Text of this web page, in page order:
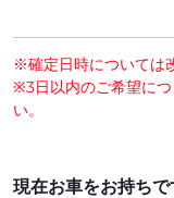
※確定日時については
※3日以内のご希望に
い。
現在お車をお持ちで